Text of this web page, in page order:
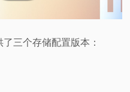
了三个存储配置版本：